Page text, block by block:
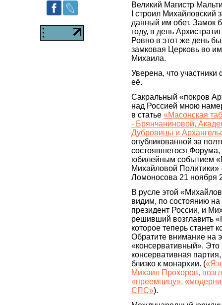
Великий Магистр
I строил Михайловский
данный им обет. Замок
году, в день
Ровно в этот же день
замковая Церковь во
Михаила.
Уверена, что
её.
Сакральный «покров
над Россией мною
в статье «Масонская
- Брянчаниновой,
Дубровицы и
опубликованной за
состоявшегося
юбилейным событием
Михайловой
Ломоносова 21 ноября
В русле этой
видим, по состоянию на
президент России, и
решивший возглавить
которое теперь станет
Обратите внимание на
«консервативный». Это
консервативная
близко к монархии. (
Михаил Прохоров,
«преемницу»,
СПС»).